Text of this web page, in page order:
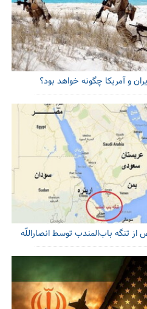
و آمریکا چگونه خواهد بود؟
از تنگه باب‌المندب توسط انصاراللّه